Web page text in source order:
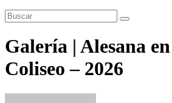
Galería | Alesana
Coliseo – 2026